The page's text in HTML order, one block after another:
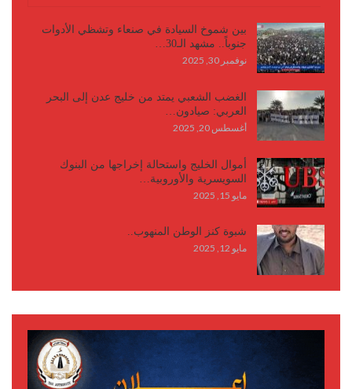
بين شموخ السيادة في صنعاء وتشظي الأدوات
جنوباً.. مشهد الـ30…
نوفمبر 30, 2025
الغضب الشعبي يمتد من خليج عدن إلى البحر
العربي: صيادون…
أغسطس 20, 2025
أموال الخليج واستحالة إخراجها من البنوك
السويسرية والأوروبية…
مايو 15, 2025
شبوة كنز الوطن المنهوب..
مايو 12, 2025